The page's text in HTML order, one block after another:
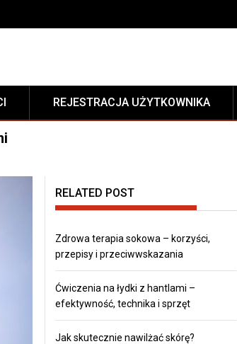
REJESTRACJA UŻYTKOWNIKA
RELATED POST
Zdrowa terapia sokowa – korzyści,
przepisy i przeciwwskazania
Ćwiczenia na łydki z hantlami –
efektywność, technika i sprzęt
Jak skutecznie nawilżać skórę?